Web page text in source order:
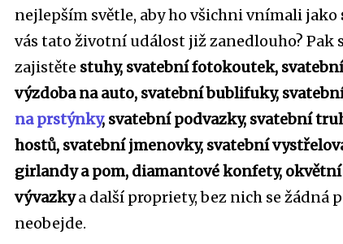
nejlepším světle, aby ho všichni vnímali jako
vás tato životní událost již zanedlouho? Pak
zajistěte stuhy, svatební fotokoutek,
výzdoba na auto, svatební bublifuky,
na prstýnky, svatební podvazky, svatební
hostů, svatební jmenovky, svatební
girlandy a pom, diamantové konfety,
vývazkya další propriety, bez nich se žádná
neobejde.